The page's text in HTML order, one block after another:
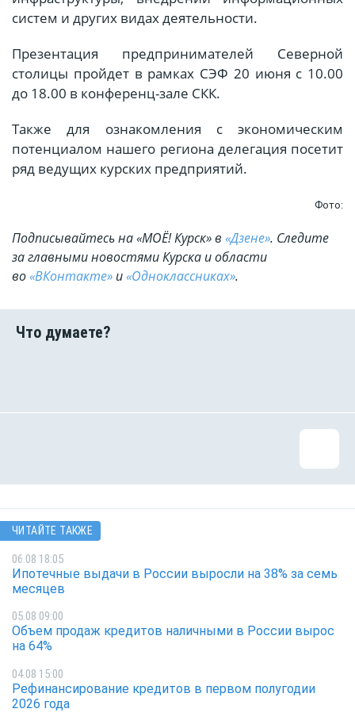
систем и других видах деятельности.
Презентация предпринимателей Северной
столицы пройдет в рамках СЭФ 20 июня с 10.00
до 18.00 в конференц-зале СКК.
Также для ознакомления с экономическим
потенциалом нашего региона делегация посетит
ряд ведущих курских предприятий.
Фото:
Подписывайтесь на «МОЁ! Курск» в «Дзене». Cледите
за главными новостями Курска и области
во«ВКонтакте» и«Одноклассниках».
ЧИТАЙТЕ ТАКЖЕ
06.08 18:05
Ипотечные выдачи в России выросли на 38% за семь
месяцев
05.08 09:00
Объем продаж кредитов наличными в России вырос
на 64%
04.08 15:00
Рефинансирование кредитов в первом полугодии
2026 года